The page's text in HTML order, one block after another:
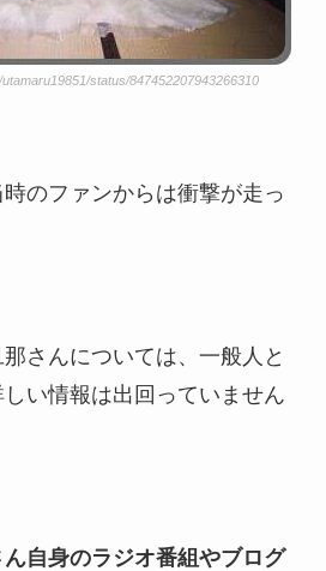
status/847452207943266310
のファンからは衝撃が走っ
さんについては、一般人と
い情報は出回っていません
自身のラジオ番組やブログ